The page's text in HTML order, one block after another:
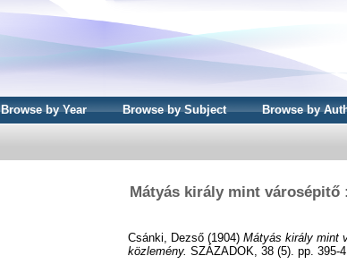
Browse by Year Browse by Subject Browse by
Mátyás király mint városépitő
Csánki, Dezső (1904) Mátyás király mint
közlemény. SZÁZADOK, 38 (5). pp. 395-